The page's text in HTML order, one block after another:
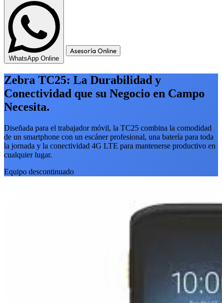
WhatsApp Online
Asesoría Online
Zebra TC25: La Durabilidad y
Conectividad que su Negocio en Campo
Necesita.
Diseñada para el trabajador móvil, la TC25 combina la comodidad
de un smartphone con un escáner profesional, una batería para toda
la jornada y la conectividad 4G LTE para mantenerse productivo en
cualquier lugar.
Equipo descontinuado